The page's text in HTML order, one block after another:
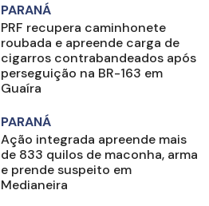
PARANÁ
PRF recupera caminhonete
roubada e apreende carga de
cigarros contrabandeados após
perseguição na BR-163 em
Guaíra
PARANÁ
Ação integrada apreende mais
de 833 quilos de maconha, arma
e prende suspeito em
Medianeira